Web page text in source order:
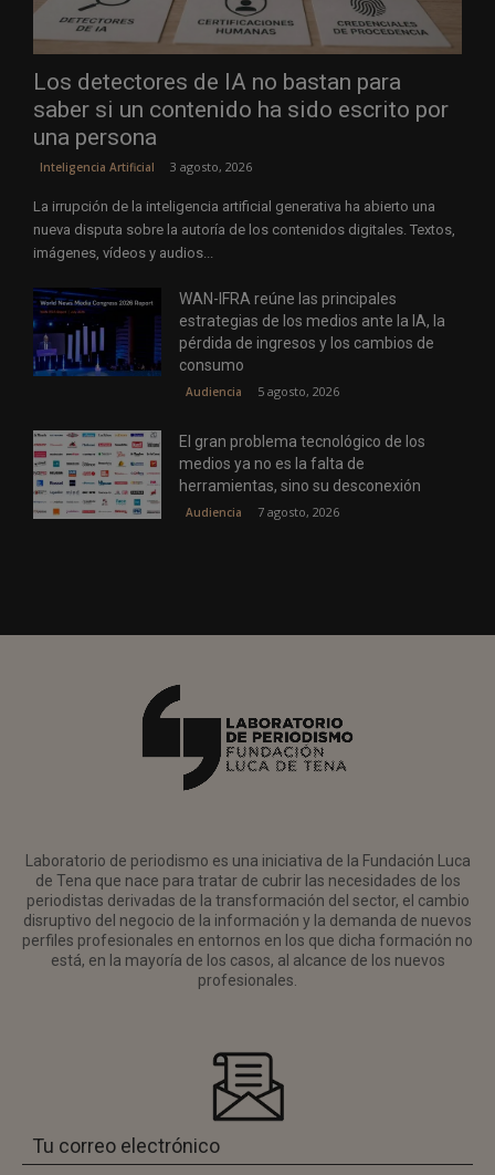
Los detectores de IA no bastan para
saber si un contenido ha sido escrito por
una persona
Inteligencia Artificial 3 agosto, 2026
La irrupción de la inteligencia artificial generativa ha abierto una
nueva disputa sobre la autoría de los contenidos digitales. Textos,
imágenes, vídeos y audios...
WAN-IFRA reúne las principales
estrategias de los medios ante la IA, la
pérdida de ingresos y los cambios de
consumo
Audiencia 5 agosto, 2026
El gran problema tecnológico de los
medios ya no es la falta de
herramientas, sino su desconexión
Audiencia 7 agosto, 2026
Laboratorio de periodismo es una iniciativa de la Fundación Luca
de Tena que nace para tratar de cubrir las necesidades de los
periodistas derivadas de la transformación del sector, el cambio
disruptivo del negocio de la información y la demanda de nuevos
perfiles profesionales en entornos en los que dicha formación no
está, en la mayoría de los casos, al alcance de los nuevos
profesionales.